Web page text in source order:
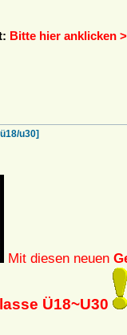
Bitte hier anklicken >
u30]
Mit diesen neuen
Ü18~U30